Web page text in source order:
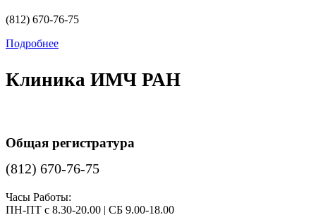
(812) 670-76-75
Подробнее
Клиника ИМЧ РАН
Общая регистратура
(812) 670-76-75
Часы Работы:
ПН-ПТ с 8.30-20.00 | СБ 9.00-18.00